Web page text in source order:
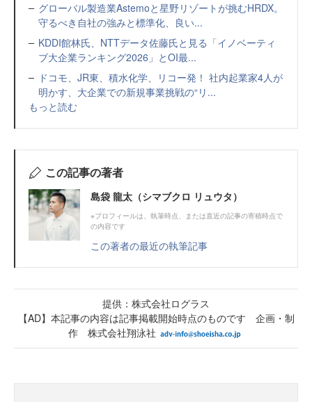
グローバル製造業Astemoと星野リゾートが挑むHRDX。
守るべき自社の強みと標準化、良い...
KDDI館林氏、NTTデータ佐藤氏と見る「イノベーティ
ブ大企業ランキング2026」とOI最...
ドコモ、JR東、積水化学、リコー発！ 社内起業家4人が
明かす、大企業での新規事業挑戦の“リ...
もっと読む
この記事の著者
島袋 龍太（シマブクロ リュウタ）
※プロフィールは、執筆時点、または直近の記事の寄稿時点で
の内容です
この著者の最近の執筆記事
提供：株式会社ログラス
【AD】本記事の内容は記事掲載開始時点のものです 企画・制
作 株式会社翔泳社